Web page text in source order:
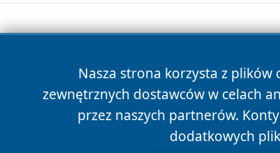
Nasza strona korzysta z plików
zewnętrznych dostawców w celach
przez naszych partnerów.
dodatkowych